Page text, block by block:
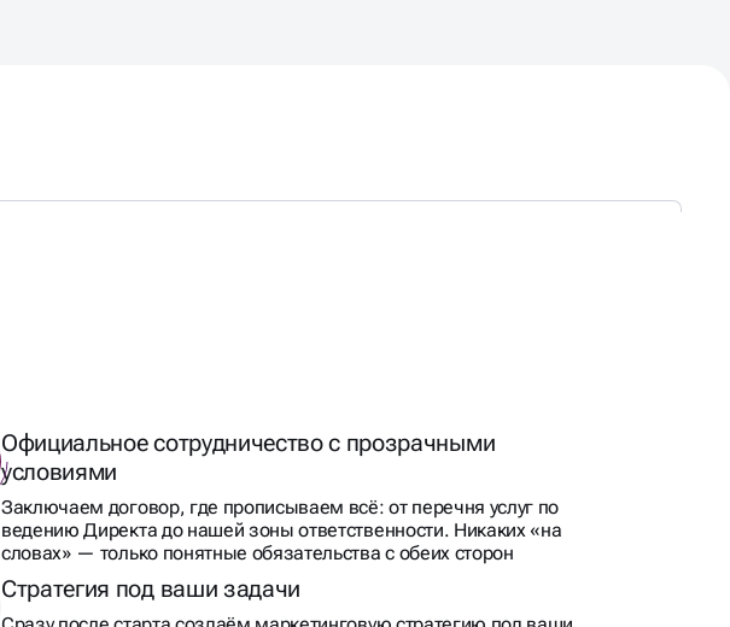
Официальное сотрудничество с прозрачными
условиями
Заключаем договор, где прописываем всё: от перечня услуг по
ведению Директа до нашей зоны ответственности. Никаких «на
словах» — только понятные обязательства с обеих сторон
Стратегия под ваши задачи